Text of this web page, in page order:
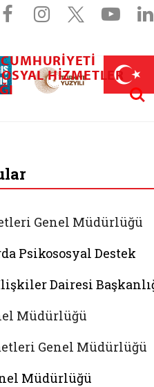
Sosyal
Facebook
Instagram
X
açılır)
(yeni sekmede açılır)
Darülaceze bağış sayfası (yeni
HIZMETLER
Genel Müdürlüğü
Psikososyal Destek
Dairesi
Müdürlüğü
Genel Müdürlüğü
Müdürlüğü